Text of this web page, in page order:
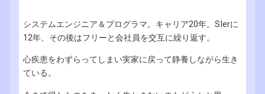
システムエンジニア＆プログラマ。キャリア20年。SIerに
12年、その後はフリーと会社員を交互に繰り返す。
心疾患をわずらってしまい実家に戻って静養しながら生き
ている。